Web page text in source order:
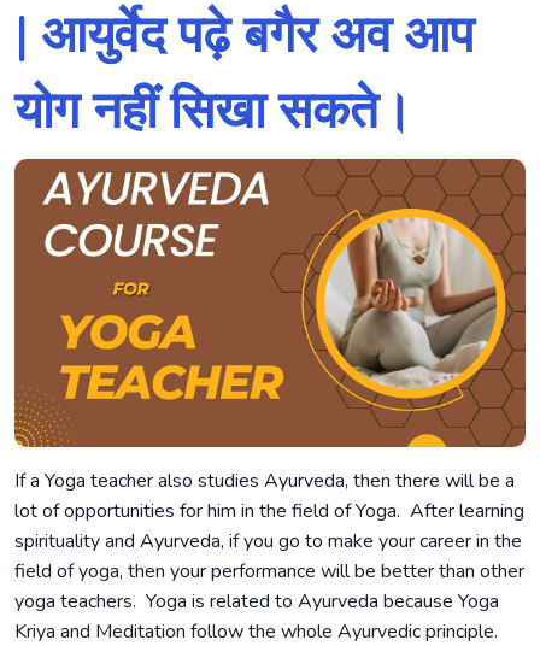
| आयुर्वेद पढ़े बगैर अव आप
योग नहीं सिखा सकते।
If a Yoga teacher also studies Ayurveda, then there will be a
lot of opportunities for him in the field of Yoga. After learning
spirituality and Ayurveda, if you go to make your career in the
field of yoga, then your performance will be better than other
yoga teachers. Yoga is related to Ayurveda because Yoga
Kriya and Meditation follow the whole Ayurvedic principle.